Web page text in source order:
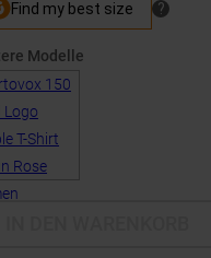
Modelle